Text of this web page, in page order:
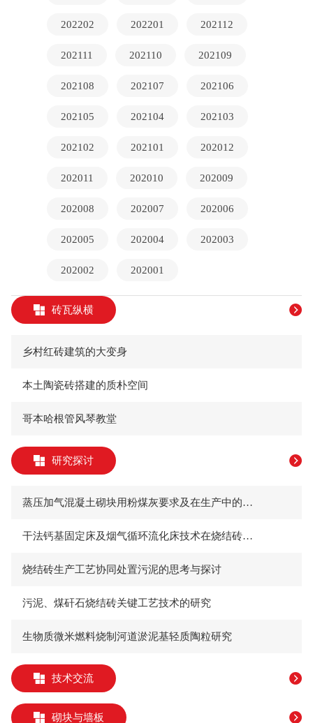
202202 202201 202112
202111 202110 202109
202108 202107 202106
202105 202104 202103
202102 202101 202012
202011 202010 202009
202008 202007 202006
202005 202004 202003
202002 202001
砖瓦纵横
乡村红砖建筑的大变身
本土陶瓷砖搭建的质朴空间
哥本哈根管风琴教堂
研究探讨
蒸压加气混凝土砌块用粉煤灰要求及在生产中的注意要点
​干法钙基固定床及烟气循环流化床技术在烧结砖瓦窑炉中的应用及其前景展望
​烧结砖生产工艺协同处置污泥的思考与探讨
污泥、煤矸石烧结砖关键工艺技术的研究
生物质微米燃料烧制河道淤泥基轻质陶粒研究
技术交流
砌块与墙板